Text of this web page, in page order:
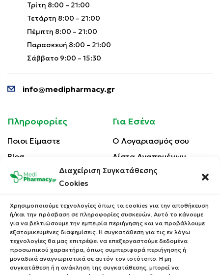
Διαχείριση Συγκατάθεσης
Cookies
Χρησιμοποιούμε τεχνολογίες όπως τα cookies για την αποθήκευση
ή/και την πρόσβαση σε πληροφορίες συσκευών. Αυτό το κάνουμε
για να βελτιώσουμε την εμπειρία περιήγησης και να προβάλλουμε
εξατομικευμένες διαφημίσεις. Η συγκατάθεση για τις εν λόγω
τεχνολογίες θα μας επιτρέψει να επεξεργαστούμε δεδομένα
προσωπικού χαρακτήρα, όπως συμπεριφορά περιήγησης ή
μοναδικά αναγνωριστικά σε αυτόν τον ιστότοπο. Η μη
συγκατάθεση ή η ανάκληση της συγκατάθεσης, μπορεί να
Τρίτη 8:00 – 21:00
Τετάρτη 8:00 – 21:00
Πέμπτη 8:00 – 21:00
Παρασκευή 8:00 – 21:00
Σάββατο 9:00 – 15:30
info@medipharmacy.gr
Πληροφορίες
Ποιοι Είμαστε
Blog
Επικοινωνία
Πολιτική Απορρήτου
Τρόποι Αποστολής
Τρόποι Πληρωμής
Επιστροφές Προϊόντων
Για Εσένα
Ο Λογαριασμός σου
Λίστα Αγαπημένων
Οι Παραγγελίες σου
Κέρδισε Κουπόνι
Έκπτωσης